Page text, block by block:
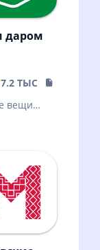
даром
7.2 ТЫС
вещи